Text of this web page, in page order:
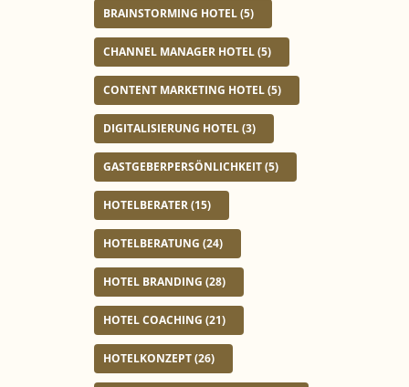
e
r
BRAINSTORMING HOTEL(5)
CHANNEL MANAGER HOTEL(5)
CONTENT MARKETING HOTEL(5)
DIGITALISIERUNG HOTEL(3)
GASTGEBERPERSÖNLICHKEIT(5)
HOTELBERATER(15)
HOTELBERATUNG (24)
HOTEL BRANDING (28)
HOTEL COACHING (21)
HOTELKONZEPT(26)